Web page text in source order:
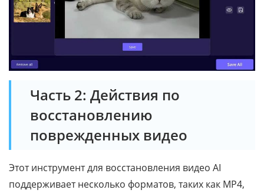
Часть 2: Действия по
восстановлению
поврежденных видео
Этот инструмент для восстановления видео AI
поддерживает несколько форматов, таких как MP4,